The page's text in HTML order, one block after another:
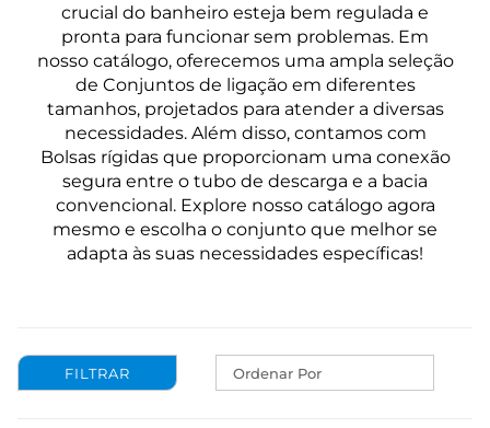
crucial do banheiro esteja bem regulada e
pronta para funcionar sem problemas. Em
nosso catálogo, oferecemos uma ampla seleção
de Conjuntos de ligação em diferentes
tamanhos, projetados para atender a diversas
necessidades. Além disso, contamos com
Bolsas rígidas que proporcionam uma conexão
segura entre o tubo de descarga e a bacia
convencional. Explore nosso catálogo agora
mesmo e escolha o conjunto que melhor se
adapta às suas necessidades específicas!
Ordenar Por